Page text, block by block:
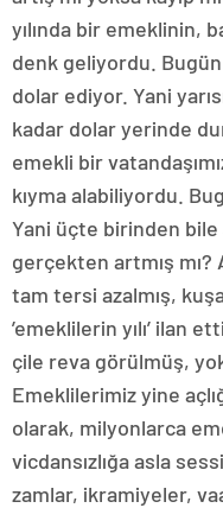
yılında bir emeklinin,
denk geliyordu. Bugün
dolar ediyor. Yani
kadar dolar yerinde
emekli bir
kıyma alabiliyordu.
Yani üçte birinden
gerçekten artmış mı?
tam tersi azalmış,
’emeklilerin yılı’ ilan
çile reva görülmüş,
Emeklilerimiz yine
olarak, milyonlarca
vicdansızlığa asla
zamlar, ikramiyeler,